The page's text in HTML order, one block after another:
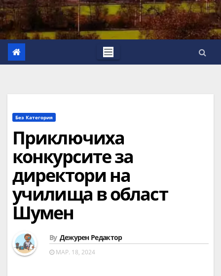
Без Категория
Приключиха
конкурсите за
директори на
училища в област
Шумен
By Дежурен Редактор
МАР. 18, 2024